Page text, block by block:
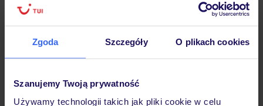
Zgoda Szczegóły O plikach cookies
Szanujemy Twoją prywatność
Używamy technologii takich jak pliki cookie w celu
Hotel
Pokoje